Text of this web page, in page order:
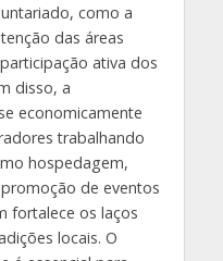
como a
das áreas
ativa dos
disso, a
economicamente
trabalhando
hospedagem,
de eventos
fortalece os laços
locais. O